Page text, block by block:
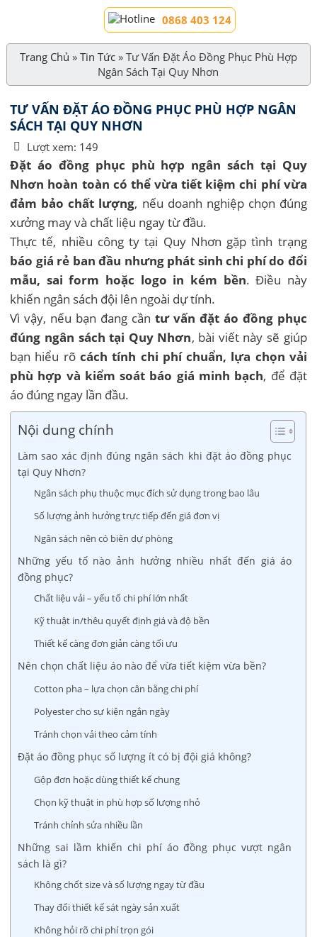
0868 403 124
Trang Chủ » Tin Tức» Tư Vấn Đặt Áo Đồng Phục Phù Hợp
Ngân Sách Tại Quy Nhơn
TƯ VẤN ĐẶT ÁO ĐỒNG PHỤC PHÙ HỢP NGÂN
SÁCH TẠI QUY NHƠN
Lượt xem: 149
Đặt áo đồng phục phù hợp ngân sách tại Quy
Nhơn hoàn toàn có thể vừa tiết kiệm chi phí vừa
đảm bảo chất lượng, nếu doanh nghiệp chọn đúng
xưởng may và chất liệu ngay từ đầu.
Thực tế, nhiều công ty tại Quy Nhơn gặp tình trạng
báo giá rẻ ban đầu nhưng phát sinh chi phí do đổi
mẫu, sai form hoặc logo in kém bền. Điều này
khiến ngân sách đội lên ngoài dự tính.
Vì vậy, nếu bạn đang cần tư vấn đặt áo đồng phục
đúng ngân sách tại Quy Nhơn, bài viết này sẽ giúp
bạn hiểu rõ cách tính chi phí chuẩn, lựa chọn vải
phù hợp và kiểm soát báo giá minh bạch, để đặt
áo đúng ngay lần đầu.
Nội dung chính
Làm sao xác định đúng ngân sách khi đặt áo đồng phục
tại Quy Nhơn?
Ngân sách phụ thuộc mục đích sử dụng trong bao lâu
Số lượng ảnh hưởng trực tiếp đến giá đơn vị
Ngân sách nên có biên dự phòng
Những yếu tố nào ảnh hưởng nhiều nhất đến giá áo
đồng phục?
Chất liệu vải – yếu tố chi phí lớn nhất
Kỹ thuật in/thêu quyết định giá và độ bền
Thiết kế càng đơn giản càng tối ưu
Nên chọn chất liệu áo nào để vừa tiết kiệm vừa bền?
Cotton pha – lựa chọn cân bằng chi phí
Polyester cho sự kiện ngắn ngày
Tránh chọn vải theo cảm tính
Đặt áo đồng phục số lượng ít có bị đội giá không?
Gộp đơn hoặc dùng thiết kế chung
Chọn kỹ thuật in phù hợp số lượng nhỏ
Tránh chỉnh sửa nhiều lần
Những sai lầm khiến chi phí áo đồng phục vượt ngân
sách là gì?
Không chốt size và số lượng ngay từ đầu
Thay đổi thiết kế sát ngày sản xuất
Không hỏi rõ chi phí trọn gói